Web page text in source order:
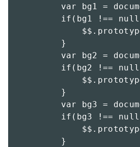
var bg1 =
if(bg1 !==
        }
var bg2 =
if(bg2 !==
        }
var bg3 =
if(bg3 !==
        }